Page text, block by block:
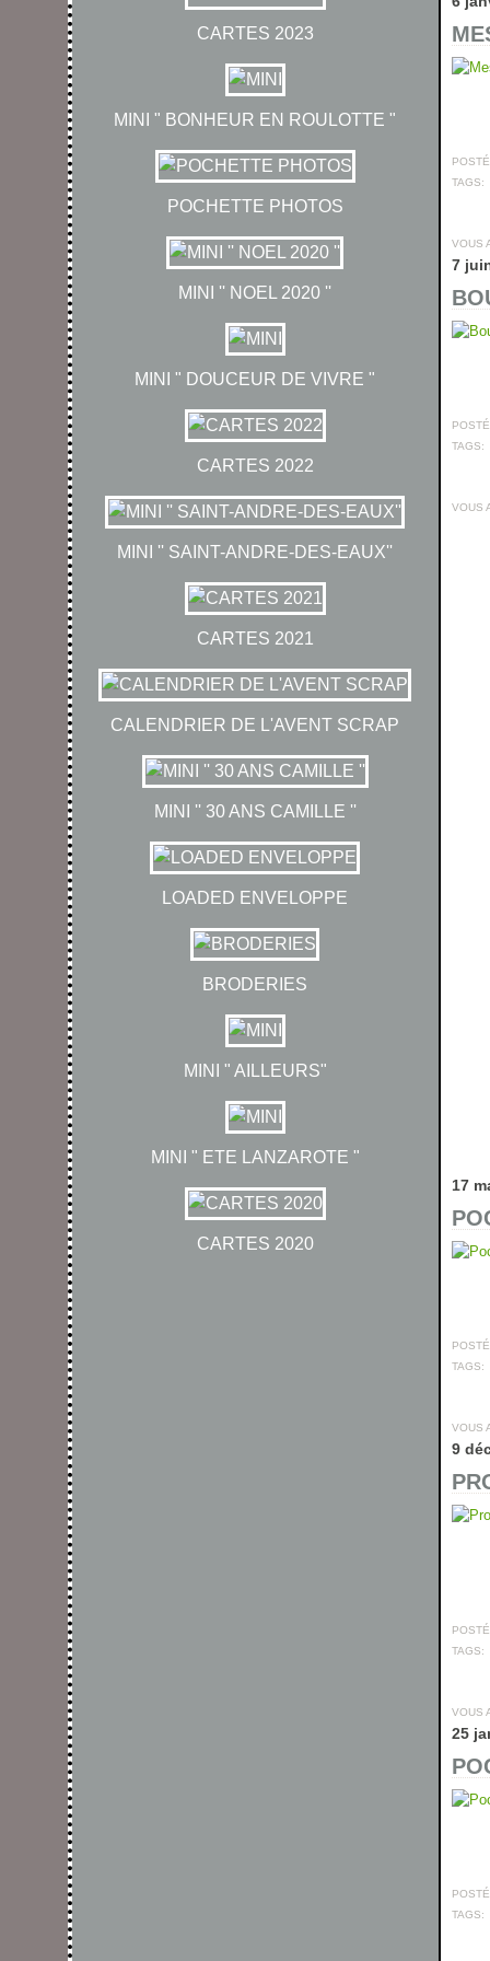
CARTES 2023
MINI " BONHEUR EN ROULOTTE "
POCHETTE PHOTOS
MINI '' NOEL 2020 ''
MINI " DOUCEUR DE VIVRE "
CARTES 2022
MINI '' SAINT-ANDRE-DES-EAUX''
CARTES 2021
CALENDRIER DE L'AVENT SCRAP
MINI '' 30 ANS CAMILLE ''
LOADED ENVELOPPE
BRODERIES
MINI " AILLEURS"
MINI " ETE LANZAROTE "
CARTES 2020
TAGS:
VOUS
7
TAGS:
VOUS
17
TAGS:
VOUS
9
TAGS:
VOUS
25
TAGS: